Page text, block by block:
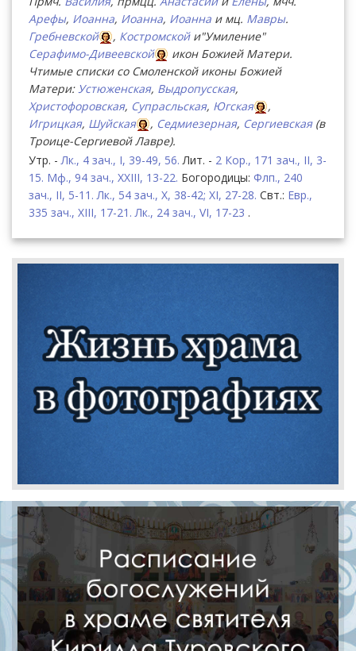
Арефы, Иоанна, Иоанна, Иоанна и мц. Мавры.
Гребневской
, Костромскойи"Умиление"
Серафимо-Дивеевской
икон Божией Матери.
Чтимые списки со Смоленской иконы Божией
Матери:Устюженская, Выдропусская,
Христофоровская, Супрасльская, Югская
,
Игрицкая, Шуйская , Седмиезерная, Сергиевская(в
Троице-Сергиевой Лавре).
Утр. -Лк., 4 зач., I, 39-49, 56. Лит. - 2 Кор., 171 зач., II, 3-
15. Мф., 94 зач., XXIII, 13-22. Богородицы: Флп., 240
зач., II, 5-11. Лк., 54 зач., X, 38-42; XI, 27-28. Свт.: Евр.,
335 зач., XIII, 17-21. Лк., 24 зач., VI, 17-23 .